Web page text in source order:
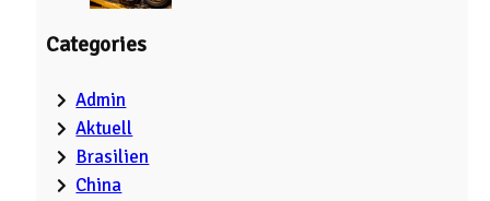
Categories
Admin
Aktuell
Brasilien
China